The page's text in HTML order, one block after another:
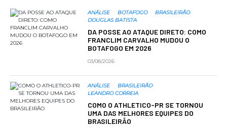
ANÁLISE BOTAFOGO
BRASILEIRÃO
DOUGLAS BATISTA
DA POSSE AO ATAQUE DIRETO: COMO
FRANCLIM CARVALHO MUDOU O
BOTAFOGO EM 2026
03/08/2026
ANÁLISE
BRASILEIRÃO
LEANDRO CORREIA
COMO O ATHLETICO-PR SE TORNOU
UMA DAS MELHORES EQUIPES DO
BRASILEIRÃO